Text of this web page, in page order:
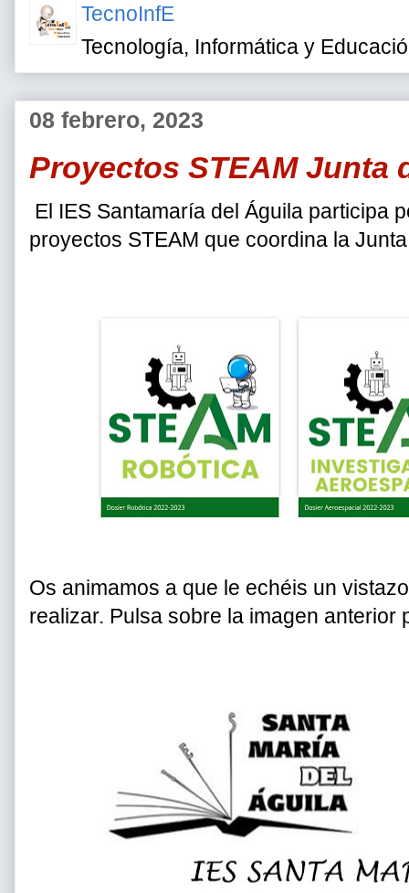
TecnoInfE
Tecnología, Informática y
08 febrero, 2023
Proyectos STEAM Junta
El IES Santamaría del Águila participa
proyectos STEAM que coordina la
Os animamos a que le echéis un
realizar. Pulsa sobre la imagen anterior